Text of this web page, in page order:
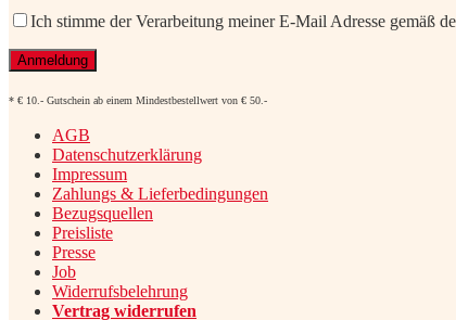
Ich stimme der Verarbeitung meiner E-Mail Adresse gemäß
* € 10.- Gutschein ab einem Mindestbestellwert von € 50.-
AGB
Datenschutzerklärung
Impressum
Zahlungs & Lieferbedingungen
Bezugsquellen
Preisliste
Presse
Job
Widerrufsbelehrung
Vertrag widerrufen